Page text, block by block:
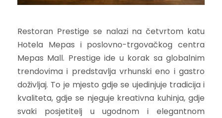
Restoran Prestige se nalazi na četvrtom katu
Hotela Mepas i poslovno-trgovačkog centra
Mepas Mall. Prestige ide u korak sa globalnim
trendovima i predstavlja vrhunski eno i gastro
doživljaj. To je mjesto gdje se ujedinjuje tradicija i
kvaliteta, gdje se njeguje kreativna kuhinja, gdje
svaki posjetitelj u ugodnom i elegantnom